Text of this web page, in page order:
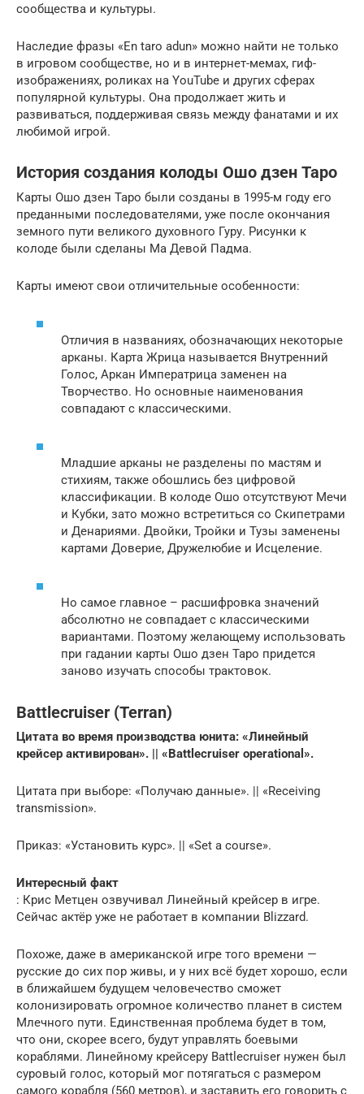
сообщества и культуры.
Наследие фразы «En taro adun» можно найти не только
в игровом сообществе, но и в интернет-мемах, гиф-
изображениях, роликах на YouTube и других сферах
популярной культуры. Она продолжает жить и
развиваться, поддерживая связь между фанатами и их
любимой игрой.
История создания колоды Ошо дзен Таро
Карты Ошо дзен Таро были созданы в 1995-м году его
преданными последователями, уже после окончания
земного пути великого духовного Гуру. Рисунки к
колоде были сделаны Ма Девой Падма.
Карты имеют свои отличительные особенности:
Отличия в названиях, обозначающих некоторые
арканы. Карта Жрица называется Внутренний
Голос, Аркан Императрица заменен на
Творчество. Но основные наименования
совпадают с классическими.
Младшие арканы не разделены по мастям и
стихиям, также обошлись без цифровой
классификации. В колоде Ошо отсутствуют Мечи
и Кубки, зато можно встретиться со Скипетрами
и Денариями. Двойки, Тройки и Тузы заменены
картами Доверие, Дружелюбие и Исцеление.
Но самое главное – расшифровка значений
абсолютно не совпадает с классическими
вариантами. Поэтому желающему использовать
при гадании карты Ошо дзен Таро придется
заново изучать способы трактовок.
Battlecruiser (Terran)
Цитата во время производства юнита: «Линейный
крейсер активирован». || «Battlecruiser operational».
Цитата при выборе: «Получаю данные». || «Receiving
transmission».
Приказ: «Установить курс». || «Set a course».
Интересный факт
: Крис Метцен озвучивал Линейный крейсер в игре.
Сейчас актёр уже не работает в компании Blizzard.
Похоже, даже в американской игре того времени —
русские до сих пор живы, и у них всё будет хорошо, если
в ближайшем будущем человечество сможет
колонизировать огромное количество планет в систем
Млечного пути. Единственная проблема будет в том,
что они, скорее всего, будут управлять боевыми
кораблями. Линейному крейсеру Battlecruiser нужен был
суровый голос, который мог потягаться с размером
самого корабля (560 метров), и заставить его говорить с